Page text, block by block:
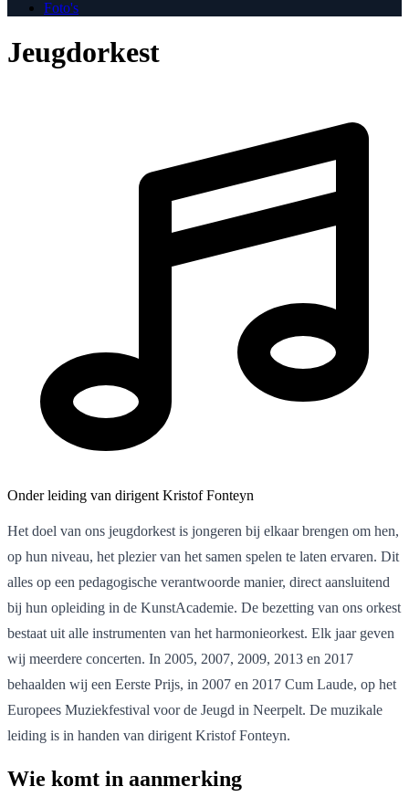
Foto's
Jeugdorkest
Onder leiding van dirigent Kristof Fonteyn
Het doel van ons jeugdorkest is jongeren bij elkaar brengen om hen,
op hun niveau, het plezier van het samen spelen te laten ervaren. Dit
alles op een pedagogische verantwoorde manier, direct aansluitend
bij hun opleiding in de KunstAcademie. De bezetting van ons orkest
bestaat uit alle instrumenten van het harmonieorkest. Elk jaar geven
wij meerdere concerten. In 2005, 2007, 2009, 2013 en 2017
behaalden wij een Eerste Prijs, in 2007 en 2017 Cum Laude, op het
Europees Muziekfestival voor de Jeugd in Neerpelt. De muzikale
leiding is in handen van dirigent Kristof Fonteyn.
Wie komt in aanmerking